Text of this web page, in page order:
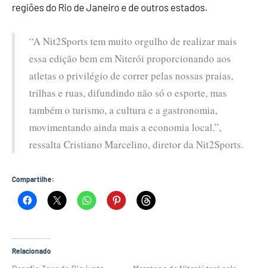
regiões do Rio de Janeiro e de outros estados.
“A Nit2Sports tem muito orgulho de realizar mais
essa edição bem em Niterói proporcionando aos
atletas o privilégio de correr pelas nossas praias,
trilhas e ruas, difundindo não só o esporte, mas
também o turismo, a cultura e a gastronomia,
movimentando ainda mais a economia local.”,
ressalta Cristiano Marcelino, diretor da Nit2Sports.
Compartilhe:
Relacionado